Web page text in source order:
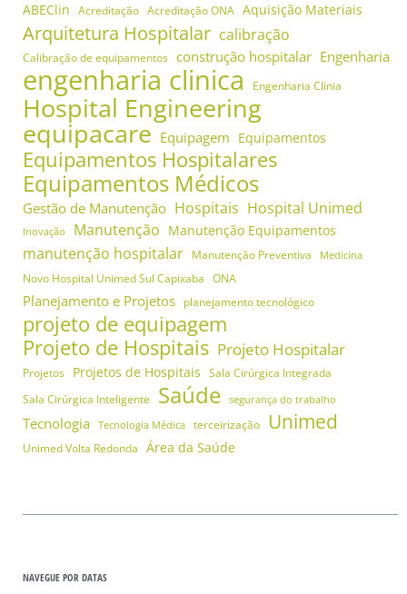
ABEClin Acreditação Acreditação ONA Aquisição Materiais
Arquitetura Hospitalar calibração
Calibração de equipamentos construção hospitalar Engenharia
engenharia clinica Engenharia Clínia
Hospital Engineering
equipacare Equipagem Equipamentos
Equipamentos Hospitalares
Equipamentos Médicos
Gestão de Manutenção Hospitais Hospital Unimed
Inovação Manutenção Manutenção Equipamentos
manutenção hospitalar Manutenção Preventiva Medicina
Novo Hospital Unimed Sul Capixaba ONA
Planejamento e Projetos planejamento tecnológico
projeto de equipagem
Projeto de Hospitais Projeto Hospitalar
Projetos Projetos de Hospitais Sala Cirúrgica Integrada
Sala Cirúrgica Inteligente
Saúde segurança do trabalho
Tecnologia Tecnologia Médica terceirização Unimed
Unimed Volta Redonda Área da Saúde
NAVEGUE POR DATAS